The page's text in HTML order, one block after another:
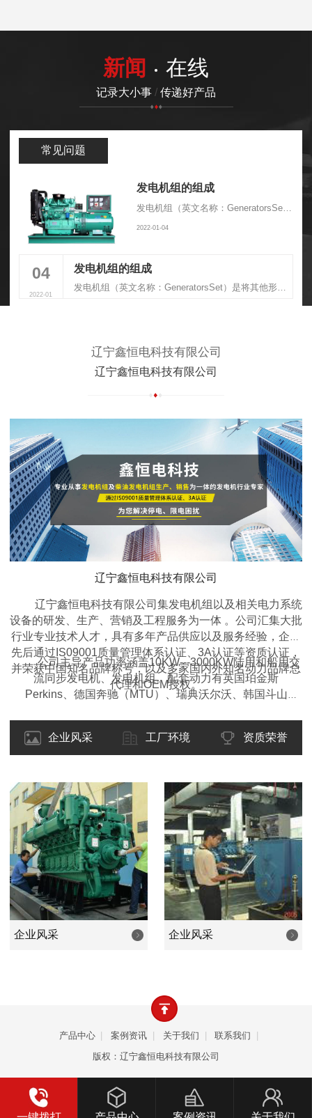
新闻 在线
记录大小事 / 传递好产品
常见问题
发电机组的组成
发电机组（英文名称：GeneratorsSet）是将其他形式的能源转换成电能的成套机械设备，由动力系统、控制系统、消音系统、减震系统、排气系统组成
2022-01-04
04
2022-01
发电机组的组成
辽宁鑫恒电科技有限公司
辽宁鑫恒电科技有限公司
辽宁鑫恒电科技有限公司
辽宁鑫恒电科技有限公司集发电机组以及相关电力系统
设备的研发、生产、营销及工程服务为一体 。公司汇集大批
行业专业技术人才，具有多年产品供应以及服务经验，企业
先后通过IS09001质量管理体系认证、3A认证等资质认证，
并荣获中国知名品牌称号，以及多家国内外知名动力品牌总
代理和OEM授权。
公司主导产品功率涵盖10KW---3000KW陆用和船用交
流同步发电机、发电机组。配套动力有英国珀金斯
Perkins、德国奔驰（MTU）、瑞典沃尔沃、韩国斗山
车型、静音箱型、集装箱型、自动化型、全自动远程监控
型、多机自动并机并网调频调载型等各种型式的柴油发电机
用于工矿、企业、学校、医院、交通、酒店、房产、野外作
业等等行业的照明和设备动力之用。产品畅销全国，远销韩
国、朝鲜、欧美、东南亚、中东、非洲等众多国家和地区。
公司以优良的品质、卓越的价值、周到的服务，致力成
为发电机行业新时代优秀的品牌，是您值得依赖的合作伙
伴。
企业风采 工厂环境 资质荣誉
企业风采 企业风采
产品中心 案例资讯 关于我们 联系我们
版权：辽宁鑫恒电科技有限公司